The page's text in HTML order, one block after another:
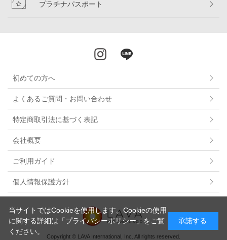
プラチナパスポート
初めての方へ
よくあるご質問・お問い合わせ
特定商取引法に基づく表記
会社概要
ご利用ガイド
個人情報保護方針
Copyright © LAVA International, Inc. All rights reserved.
当サイトではCookieを使用します。Cookieの使用
に関する詳細は 「プライバシーポリシー」をご覧
ください。
承諾する